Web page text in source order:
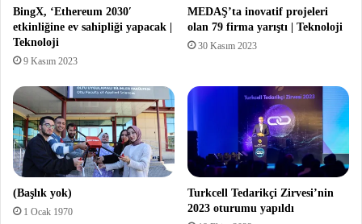
BingX, ‘Ethereum 2030′
etkinliğine ev sahipliği yapacak |
Teknoloji
9 Kasım 2023
MEDAŞ’ta inovatif projeleri
olan 79 firma yarıştı | Teknoloji
30 Kasım 2023
(Başlık yok)
1 Ocak 1970
Turkcell Tedarikçi Zirvesi’nin
2023 oturumu yapıldı